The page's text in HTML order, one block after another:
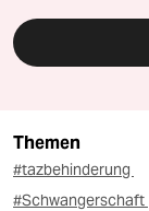
Themen
#tazbehinderung
#Schwangerschaft